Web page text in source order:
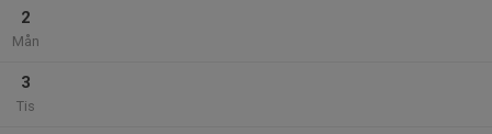
2
Mån
3
Tis